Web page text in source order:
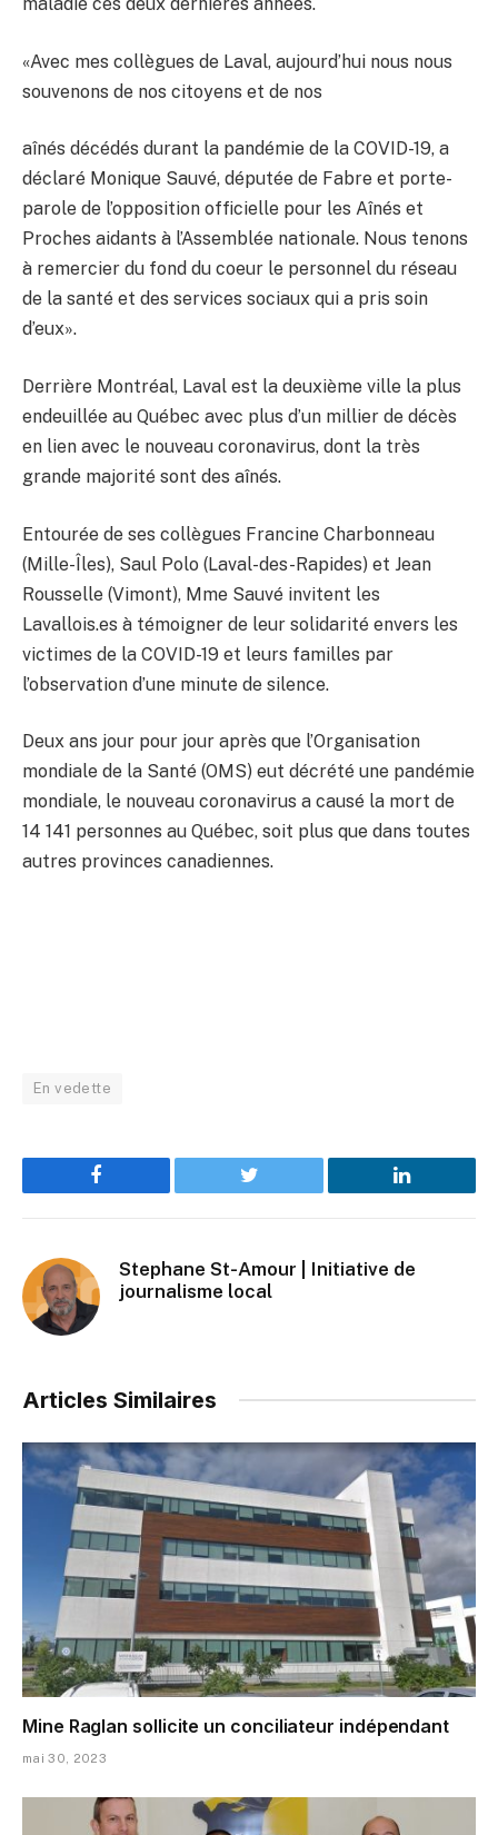
«Avec mes collègues de Laval, aujourd’hui nous nous
souvenons de nos citoyens et de nos
aînés décédés durant la pandémie de la COVID-19, a
déclaré Monique Sauvé, députée de Fabre et porte-
parole de l’opposition officielle pour les Aînés et
Proches aidants à l’Assemblée nationale. Nous tenons
à remercier du fond du coeur le personnel du réseau
de la santé et des services sociaux qui a pris soin
d’eux».
Derrière Montréal, Laval est la deuxième ville la plus
endeuillée au Québec avec plus d’un millier de décès
en lien avec le nouveau coronavirus, dont la très
grande majorité sont des aînés.
Entourée de ses collègues Francine Charbonneau
(Mille-Îles), Saul Polo (Laval-des-Rapides) et Jean
Rousselle (Vimont), Mme Sauvé invitent les
Lavallois.es à témoigner de leur solidarité envers les
victimes de la COVID-19 et leurs familles par
l’observation d’une minute de silence.
Deux ans jour pour jour après que l’Organisation
mondiale de la Santé (OMS) eut décrété une pandémie
mondiale, le nouveau coronavirus a causé la mort de
14 141 personnes au Québec, soit plus que dans toutes
autres provinces canadiennes.
En vedette
Facebook Twitter LinkedIn
Stephane St-Amour | Initiative de
journalisme local
Articles Similaires
Mine Raglan sollicite un conciliateur indépendant
mai 30, 2023